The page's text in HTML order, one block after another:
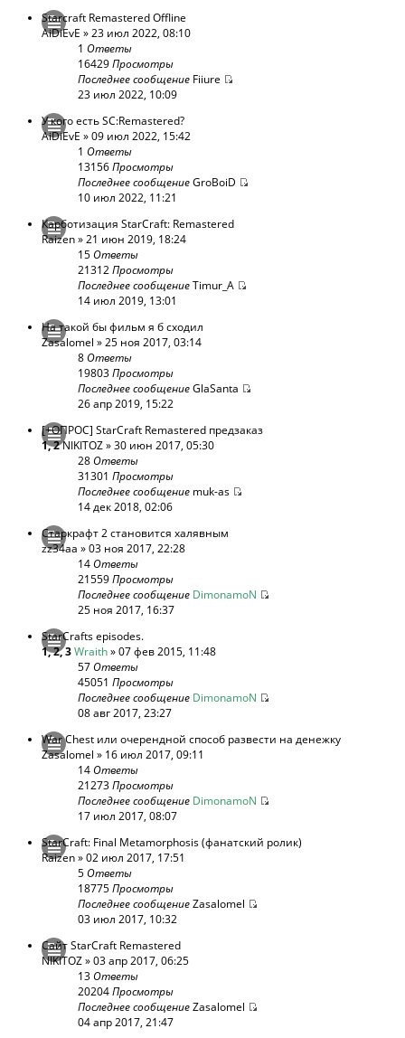
Starcraft Remastered Offline
AiDiEvE » 23 июл 2022, 08:10
1 Ответы
16429Просмотры
Последнее сообщение Fiiure
23 июл 2022, 10:09
У кого есть SC:Remastered?
AiDiEvE » 09 июл 2022, 15:42
1 Ответы
13156Просмотры
Последнее сообщениеGroBoiD
10 июл 2022, 11:21
Карботизация StarCraft: Remastered
Raizen» 21 июн 2019, 18:24
15Ответы
21312Просмотры
Последнее сообщениеTimur_A
14 июл 2019, 13:01
На такой бы фильм я б сходил
Zasalomel » 25 ноя 2017, 03:14
8Ответы
19803Просмотры
Последнее сообщениеGlaSanta
26 апр 2019, 15:22
[+ОПРОС] StarCraft Remastered предзаказ
1,2NIKITOZ» 30 июн 2017, 05:30
28Ответы
31301 Просмотры
Последнее сообщение muk-as
14 дек 2018, 02:06
Старкрафт 2 становится халявным
zz34aa » 03 ноя 2017, 22:28
14Ответы
21559Просмотры
Последнее сообщение DimonamoN
25 ноя 2017, 16:37
StarCrafts episodes.
1,2,3Wraith» 07 фев 2015, 11:48
57Ответы
45051 Просмотры
Последнее сообщение DimonamoN
08 авг 2017, 23:27
War Chest или очерендной способ развести на денежку
Zasalomel » 16 июл 2017, 09:11
14Ответы
21273Просмотры
Последнее сообщение DimonamoN
17 июл 2017, 08:07
StarCraft: Final Metamorphosis (фанатский ролик)
Raizen» 02 июл 2017, 17:51
5Ответы
18775Просмотры
Последнее сообщениеZasalomel
03 июл 2017, 10:32
Сайт StarCraft Remastered
NIKITOZ» 03 апр 2017, 06:25
13Ответы
20204Просмотры
Последнее сообщениеZasalomel
04 апр 2017, 21:47